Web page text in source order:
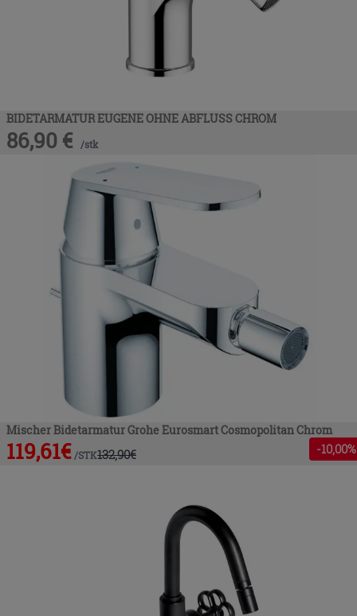
BIDETARMATUR EUGENE OHNE ABFLUSS CHROM
86,90 € /stk
Mischer Bidetarmatur Grohe Eurosmart Cosmopolitan Chrom
119,61€ /STK132,90€ -10,00%